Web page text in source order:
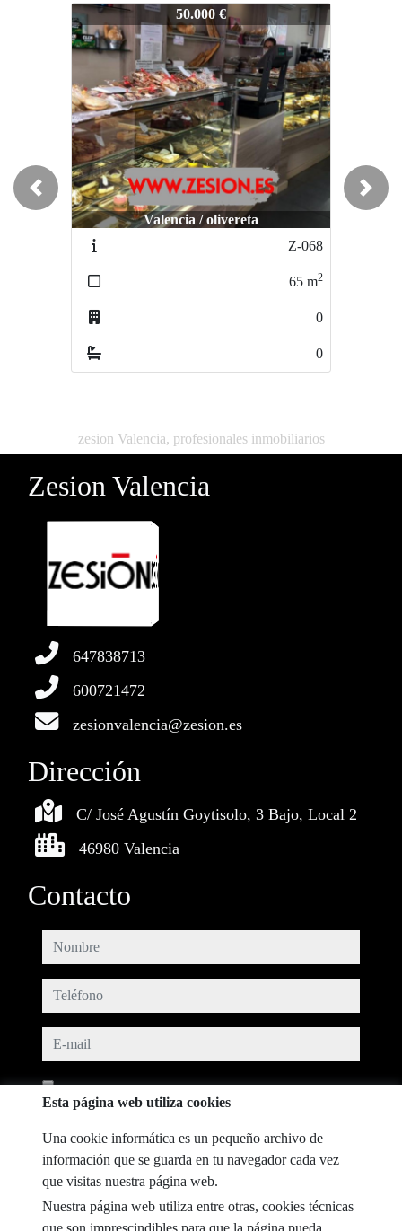
50.000 €
Valencia / olivereta
Z-621 99.500 €
Valencia / JESUS
Z-865
150m
Previous Next
zesion Valencia, profesionales inmobiliarios
Zesion Valencia
647838713
600721472
zesionvalencia@zesion.es
Dirección
C/ José Agustín Goytisolo, 3 Bajo, Local 2
46980 Valencia
Contacto
nombre
teléfono
e-mail
Captcha
Esta página web utiliza cookies
Una cookie informática es un pequeño archivo de
información que se guarda en tu navegador cada vez
que visitas nuestra página web.
Nuestra página web utiliza entre otras, cookies técnicas
que son imprescindibles para que la página pueda